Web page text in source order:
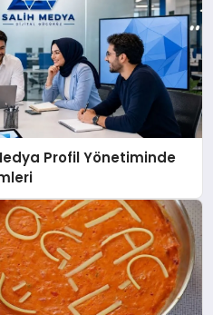
Profil Yönetiminde